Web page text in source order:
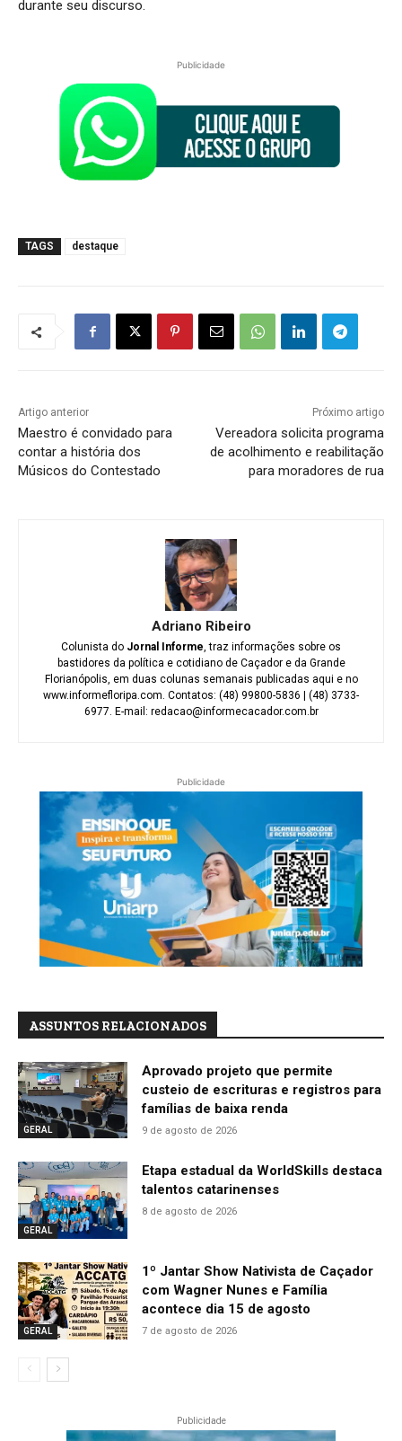
durante seu discurso.
Publicidade
TAGS destaque
Artigo anterior
Maestro é convidado para
contar a história dos
Músicos do Contestado
Próximo artigo
Vereadora solicita programa
de acolhimento e reabilitação
para moradores de rua
Adriano Ribeiro
Colunista do Jornal Informe, traz informações sobre os
bastidores da política e cotidiano de Caçador e da Grande
Florianópolis, em duas colunas semanais publicadas aqui e no
www.informefloripa.com. Contatos: (48) 99800-5836 | (48) 3733-
6977. E-mail: redacao@informecacador.com.br
Publicidade
ASSUNTOS RELACIONADOS
GERAL
Aprovado projeto que permite
custeio de escrituras e registros para
famílias de baixa renda
9 de agosto de 2026
GERAL
Etapa estadual da WorldSkills destaca
talentos catarinenses
8 de agosto de 2026
GERAL
1º Jantar Show Nativista de Caçador
com Wagner Nunes e Família
acontece dia 15 de agosto
7 de agosto de 2026
Publicidade